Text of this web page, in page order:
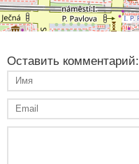
Оставить комментарий: